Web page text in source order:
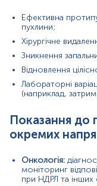
Зміст:
Синоніми
Маркер
Показання до
Загальна
Інтерферуючі
Синоніми
Фрагмент
C-terminus of
Ефективна
пухлини;
Хірургічне
Зникнення
Відновлення
Лабораторні
(наприклад,
Показання до
окремих
Онкологія:
моніторинг
при НДРЛ та інших